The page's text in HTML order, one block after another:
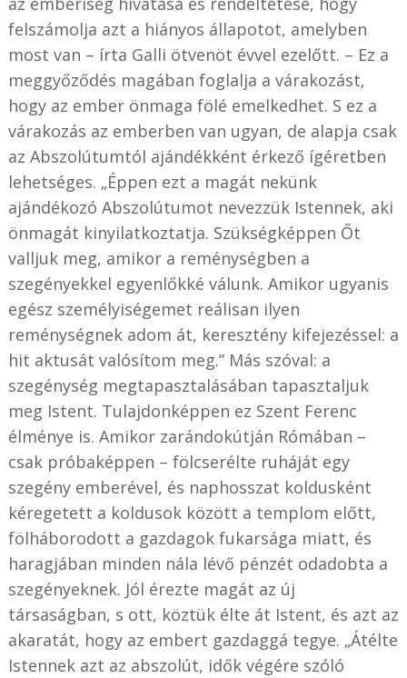
felszámolja azt a hiányos állapotot, amelyben
most van – írta Galli ötvenöt évvel ezelőtt. – Ez a
meggyőződés magában foglalja a várakozást,
hogy az ember önmaga fölé emelkedhet. S ez a
várakozás az emberben van ugyan, de alapja csak
az Abszolútumtól ajándékként érkező ígéretben
lehetséges. „Éppen ezt a magát nekünk
ajándékozó Abszolútumot nevezzük Istennek, aki
önmagát kinyilatkoztatja. Szükségképpen Őt
valljuk meg, amikor a reménységben a
szegényekkel egyenlőkké válunk. Amikor ugyanis
egész személyiségemet reálisan ilyen
reménységnek adom át, keresztény kifejezéssel: a
hit aktusát valósítom meg.” Más szóval: a
szegénység megtapasztalásában tapasztaljuk
meg Istent. Tulajdonképpen ez Szent Ferenc
élménye is. Amikor zarándokútján Rómában –
csak próbaképpen – fölcserélte ruháját egy
szegény emberével, és naphosszat koldusként
kéregetett a koldusok között a templom előtt,
fölháborodott a gazdagok fukarsága miatt, és
haragjában minden nála lévő pénzét odadobta a
szegényeknek. Jól érezte magát az új
társaságban, s ott, köztük élte át Istent, és azt az
akaratát, hogy az embert gazdaggá tegye. „Átélte
Istennek azt az abszolút, idők végére szóló